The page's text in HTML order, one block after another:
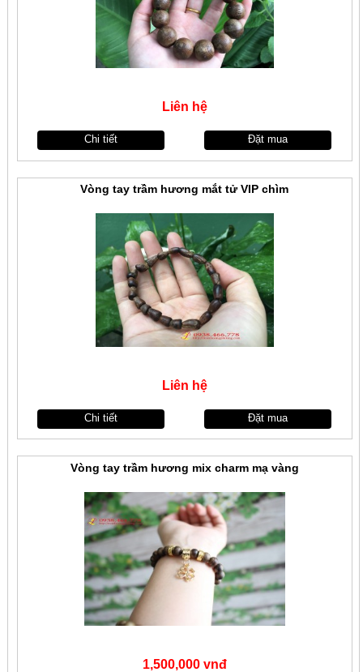
Liên hệ
Chi tiết Đặt mua
Vòng tay trầm hương mắt tử VIP chìm
Liên hệ
Chi tiết Đặt mua
Vòng tay trầm hương mix charm mạ vàng
1,500,000 vnđ